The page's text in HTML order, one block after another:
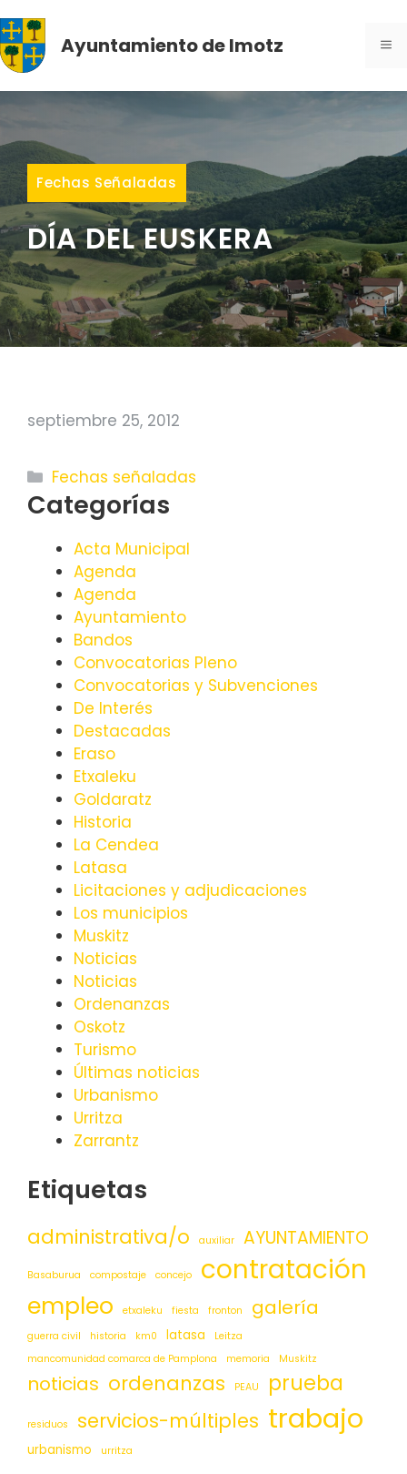
al
contenidoAyuntamiento de Imotz
Fechas Señaladas
DÍA DEL EUSKERA
septiembre 25, 2012
Categorías
Fechas señaladas
Categorías
Acta Municipal
Agenda
Agenda
Ayuntamiento
Bandos
Convocatorias Pleno
Convocatorias y Subvenciones
De Interés
Destacadas
Eraso
Etxaleku
Goldaratz
Historia
La Cendea
Latasa
Licitaciones y adjudicaciones
Los municipios
Muskitz
Noticias
Noticias
Ordenanzas
Oskotz
Turismo
Últimas noticias
Urbanismo
Urritza
Zarrantz
Etiquetas
administrativa/o auxiliar AYUNTAMIENTO
Basaburua compostaje concejo contratación
empleo etxaleku fiesta fronton galería
guerra civil historia km0 latasa
Leitza
mancomunidad comarca de Pamplona
memoria Muskitz
noticias ordenanzas PEAU prueba
residuos servicios-múltiples trabajo
urbanismo urritza